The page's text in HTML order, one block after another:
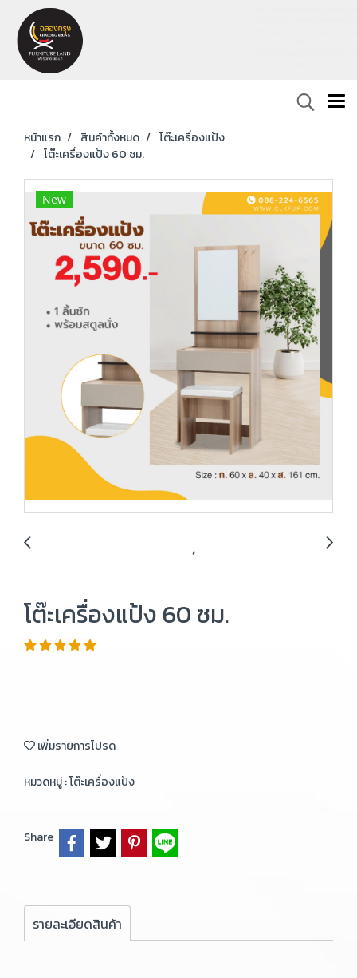
หน้าแรก สินค้าทั้งหมด
โต๊ะเครื่องแป้ง
โต๊ะเครื่องแป้ง 60 ซม.
New
โต๊ะเครื่องแป้ง 60 ซม.
เพิ่มรายการโปรด
หมวดหมู่ :โต๊ะเครื่องแป้ง
Share
รายละเอียดสินค้า